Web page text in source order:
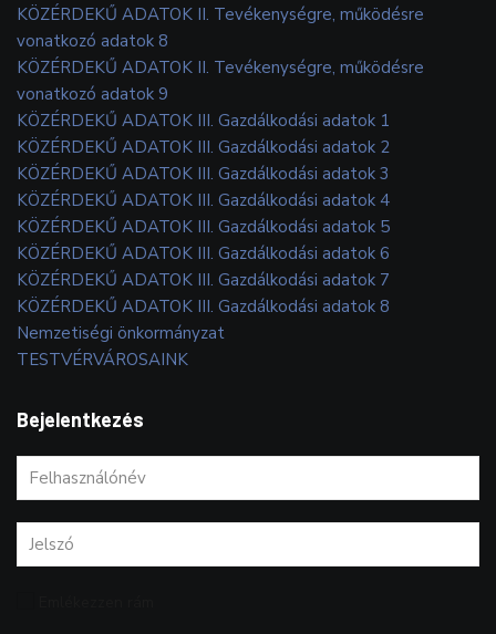
KÖZÉRDEKŰ ADATOK II. Tevékenységre, működésre
vonatkozó adatok 8
KÖZÉRDEKŰ ADATOK II. Tevékenységre, működésre
vonatkozó adatok 9
KÖZÉRDEKŰ ADATOK III. Gazdálkodási adatok 1
KÖZÉRDEKŰ ADATOK III. Gazdálkodási adatok 2
KÖZÉRDEKŰ ADATOK III. Gazdálkodási adatok 3
KÖZÉRDEKŰ ADATOK III. Gazdálkodási adatok 4
KÖZÉRDEKŰ ADATOK III. Gazdálkodási adatok 5
KÖZÉRDEKŰ ADATOK III. Gazdálkodási adatok 6
KÖZÉRDEKŰ ADATOK III. Gazdálkodási adatok 7
KÖZÉRDEKŰ ADATOK III. Gazdálkodási adatok 8
Nemzetiségi önkormányzat
TESTVÉRVÁROSAINK
Bejelentkezés